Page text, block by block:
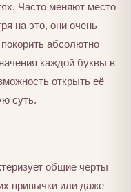
Часто меняют место
на это, они очень
абсолютно
каждой буквы в
открыть её
суть.
общие черты
привычки или даже